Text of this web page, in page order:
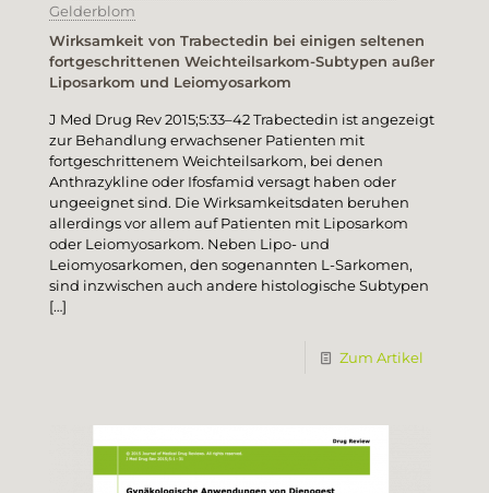
Gelderblom
Wirksamkeit von Trabectedin bei einigen seltenen
fortgeschrittenen Weichteilsarkom-Subtypen außer
Liposarkom und Leiomyosarkom
J Med Drug Rev 2015;5:33–42 Trabectedin ist angezeigt
zur Behandlung erwachsener Patienten mit
fortgeschrittenem Weichteilsarkom, bei denen
Anthrazykline oder Ifosfamid versagt haben oder
ungeeignet sind. Die Wirksamkeitsdaten beruhen
allerdings vor allem auf Patienten mit Liposarkom
oder Leiomyosarkom. Neben Lipo- und
Leiomyosarkomen, den sogenannten L-Sarkomen,
sind inzwischen auch andere histologische Subtypen
[…]
Zum Artikel